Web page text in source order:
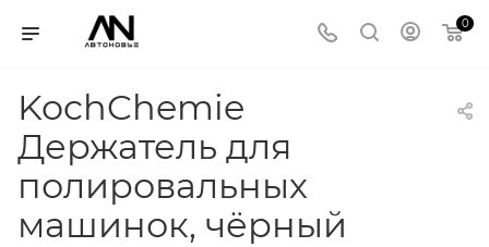
0
KochChemie
Держатель для
полировальных
машинок, чёрный